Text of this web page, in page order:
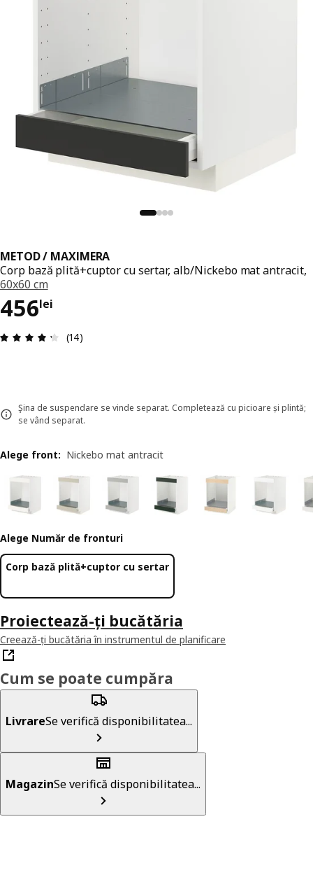
METOD / MAXIMERA
Corp bază plită+cuptor cu sertar, alb/Nickebo mat antracit,
60x60 cm
456lei
Preț 456lei
Prezentare generală: 4.3 din 5 stele Total
(14)
Şina de suspendare se vinde separat. Completează cu picioare și plintă;
se vând separat.
Alege front: Nickebo mat antracit
Alege Număr de fronturi
Corp bază plită+cuptor cu sertar
Proiectează-ți bucătăria
Creează-ți bucătăria în instrumentul de planificare
Cum se poate cumpăra
LivrareSe verifică disponibilitatea...
MagazinSe verifică disponibilitatea...